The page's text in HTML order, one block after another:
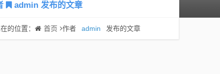
admin发布的文章
的位置： 首页 作者 admin 发布的文章